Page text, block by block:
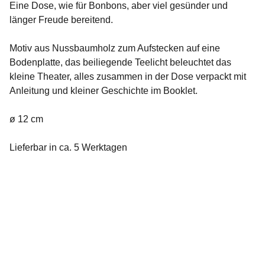
Eine Dose, wie für Bonbons, aber viel gesünder und
länger Freude bereitend.
Motiv aus Nussbaumholz zum Aufstecken auf eine
Bodenplatte, das beiliegende Teelicht beleuchtet das
kleine Theater, alles zusammen in der Dose verpackt mit
Anleitung und kleiner Geschichte im Booklet.
ø 12 cm
Lieferbar in ca. 5 Werktagen